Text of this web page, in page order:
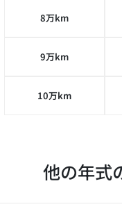
8万km
9万km
10万km
他の年式